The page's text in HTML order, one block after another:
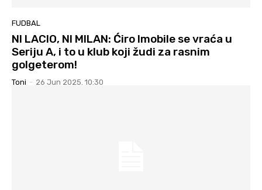
FUDBAL
NI LACIO, NI MILAN: Ćiro Imobile se vraća u
Seriju A, i to u klub koji žudi za rasnim
golgeterom!
Toni - 26 Jun 2025. 10:30